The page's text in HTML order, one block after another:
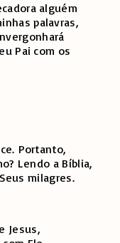
alguém
palavras,
Pai com os
Portanto,
Lendo a Bíblia,
milagres.
Jesus,